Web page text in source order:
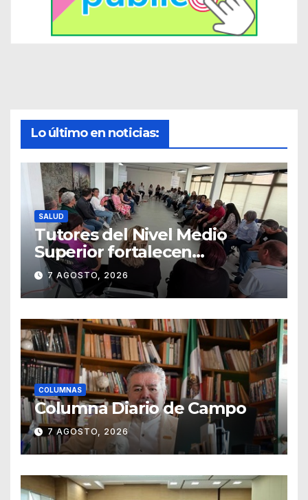
Lo último en noticias:
SALUD
Tutores del Nivel Medio
Superior fortalecen
estrategias para la
prevención de la violencia en
el noviazgo
7 AGOSTO, 2026
COLUMNAS
Columna Diario de Campo
7 AGOSTO, 2026